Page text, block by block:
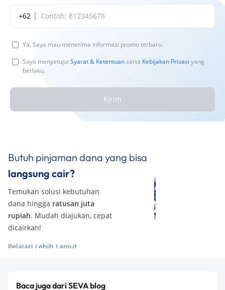
+62
Ya, Saya mau menerima informasi promo terbaru.
Saya menyetujui Syarat & Ketentuanserta Kebijakan Privasi yang
berlaku.
Kirim
Butuh pinjaman dana yang bisa
langsung cair?
Temukan solusi kebutuhan
dana hingga ratusan juta
rupiah. Mudah diajukan, cepat
dicairkan!
Pelajari Lebih Lanjut
Baca juga dari SEVA blog